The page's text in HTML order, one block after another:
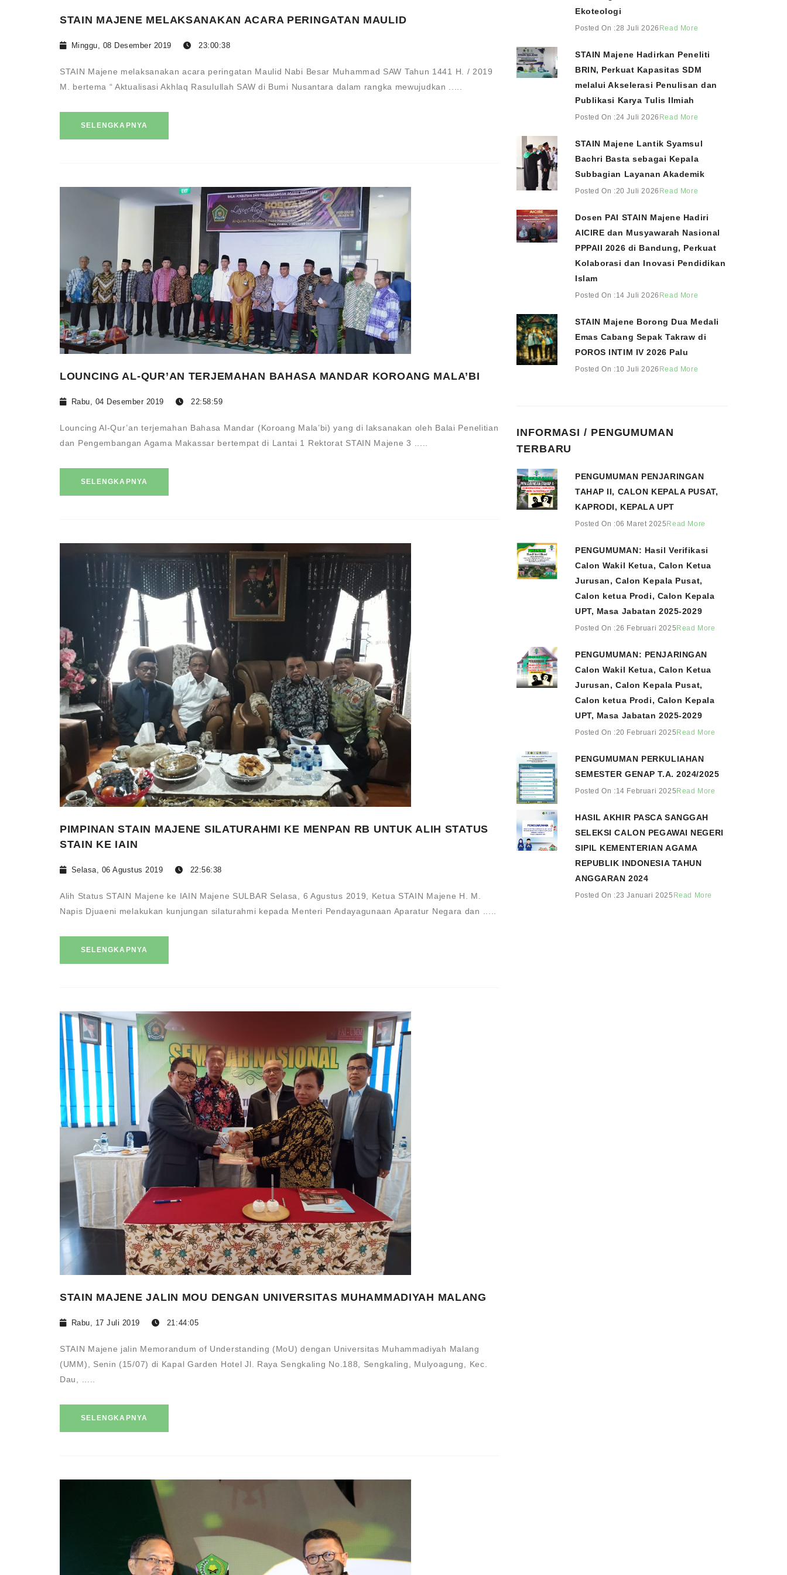
STAIN MAJENE MELAKSANAKAN ACARA PERINGATAN MAULID
Minggu, 08 Desember 2019 23:00:38
STAIN Majene melaksanakan acara peringatan Maulid Nabi Besar Muhammad SAW Tahun 1441 H. / 2019
M. bertema “ Aktualisasi Akhlaq Rasulullah SAW di Bumi Nusantara dalam rangka mewujudkan .....
SELENGKAPNYA
LOUNCING AL-QUR’AN TERJEMAHAN BAHASA MANDAR KOROANG MALA’BI
Rabu, 04 Desember 2019 22:58:59
Louncing Al-Qur’an terjemahan Bahasa Mandar (Koroang Mala’bi) yang di laksanakan oleh Balai Penelitian
dan Pengembangan Agama Makassar bertempat di Lantai 1 Rektorat STAIN Majene 3 .....
SELENGKAPNYA
PIMPINAN STAIN MAJENE SILATURAHMI KE MENPAN RB UNTUK ALIH STATUS
STAIN KE IAIN
Selasa, 06 Agustus 2019 22:56:38
Alih Status STAIN Majene ke IAIN Majene SULBAR Selasa, 6 Agustus 2019, Ketua STAIN Majene H. M.
Napis Djuaeni melakukan kunjungan silaturahmi kepada Menteri Pendayagunaan Aparatur Negara dan .....
SELENGKAPNYA
STAIN MAJENE JALIN MOU DENGAN UNIVERSITAS MUHAMMADIYAH MALANG
Rabu, 17 Juli 2019 21:44:05
STAIN Majene jalin Memorandum of Understanding (MoU) dengan Universitas Muhammadiyah Malang
(UMM), Senin (15/07) di Kapal Garden Hotel Jl. Raya Sengkaling No.188, Sengkaling, Mulyoagung, Kec.
Dau, .....
SELENGKAPNYA
Ekoteologi
Posted On :28 Juli 2026 Read More
STAIN Majene Hadirkan Peneliti
BRIN, Perkuat Kapasitas SDM
melalui Akselerasi Penulisan dan
Publikasi Karya Tulis Ilmiah
Posted On :24 Juli 2026 Read More
STAIN Majene Lantik Syamsul
Bachri Basta sebagai Kepala
Subbagian Layanan Akademik
Posted On :20 Juli 2026 Read More
Dosen PAI STAIN Majene Hadiri
AICIRE dan Musyawarah Nasional
PPPAII 2026 di Bandung, Perkuat
Kolaborasi dan Inovasi Pendidikan
Islam
Posted On :14 Juli 2026 Read More
STAIN Majene Borong Dua Medali
Emas Cabang Sepak Takraw di
POROS INTIM IV 2026 Palu
Posted On :10 Juli 2026 Read More
INFORMASI / PENGUMUMAN
TERBARU
PENGUMUMAN PENJARINGAN
TAHAP II, CALON KEPALA PUSAT,
KAPRODI, KEPALA UPT
Posted On :06 Maret 2025 Read More
PENGUMUMAN: Hasil Verifikasi
Calon Wakil Ketua, Calon Ketua
Jurusan, Calon Kepala Pusat,
Calon ketua Prodi, Calon Kepala
UPT, Masa Jabatan 2025-2029
Posted On :26 Februari 2025 Read More
PENGUMUMAN: PENJARINGAN
Calon Wakil Ketua, Calon Ketua
Jurusan, Calon Kepala Pusat,
Calon ketua Prodi, Calon Kepala
UPT, Masa Jabatan 2025-2029
Posted On :20 Februari 2025 Read More
PENGUMUMAN PERKULIAHAN
SEMESTER GENAP T.A. 2024/2025
Posted On :14 Februari 2025 Read More
HASIL AKHIR PASCA SANGGAH
SELEKSI CALON PEGAWAI NEGERI
SIPIL KEMENTERIAN AGAMA
REPUBLIK INDONESIA TAHUN
ANGGARAN 2024
Posted On :23 Januari 2025 Read More